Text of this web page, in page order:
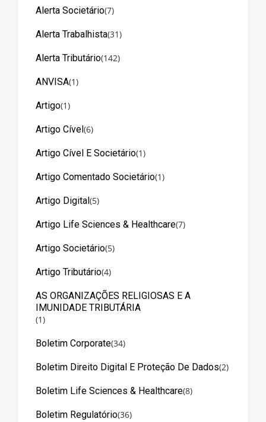
Alerta Societário(7)
Alerta Trabalhista(31)
Alerta Tributário(142)
ANVISA(1)
Artigo(1)
Artigo Cível(6)
Artigo Cível E Societário(1)
Artigo Comentado Societário(1)
Artigo Digital(5)
Artigo Life Sciences & Healthcare(7)
Artigo Societário(5)
Artigo Tributário(4)
AS ORGANIZAÇÕES RELIGIOSAS E A
IMUNIDADE TRIBUTÁRIA
(1)
Boletim Corporate(34)
Boletim Direito Digital E Proteção De Dados(2)
Boletim Life Sciences & Healthcare(8)
Boletim Regulatório(36)